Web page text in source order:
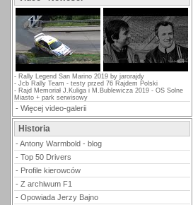
- Rally Legend San Marino 2019 by jarorajdy
- Jcb Rally Team - testy przed 76 Rajdem Polski
- Rajd Memoriał J.Kuliga i M.Bublewicza 2019 - OS Solne
Miasto + park serwisowy
- Więcej video-galerii
Historia
- Antony Warmbold - blog
- Top 50 Drivers
- Profile kierowców
- Z archiwum F1
- Opowiada Jerzy Bajno